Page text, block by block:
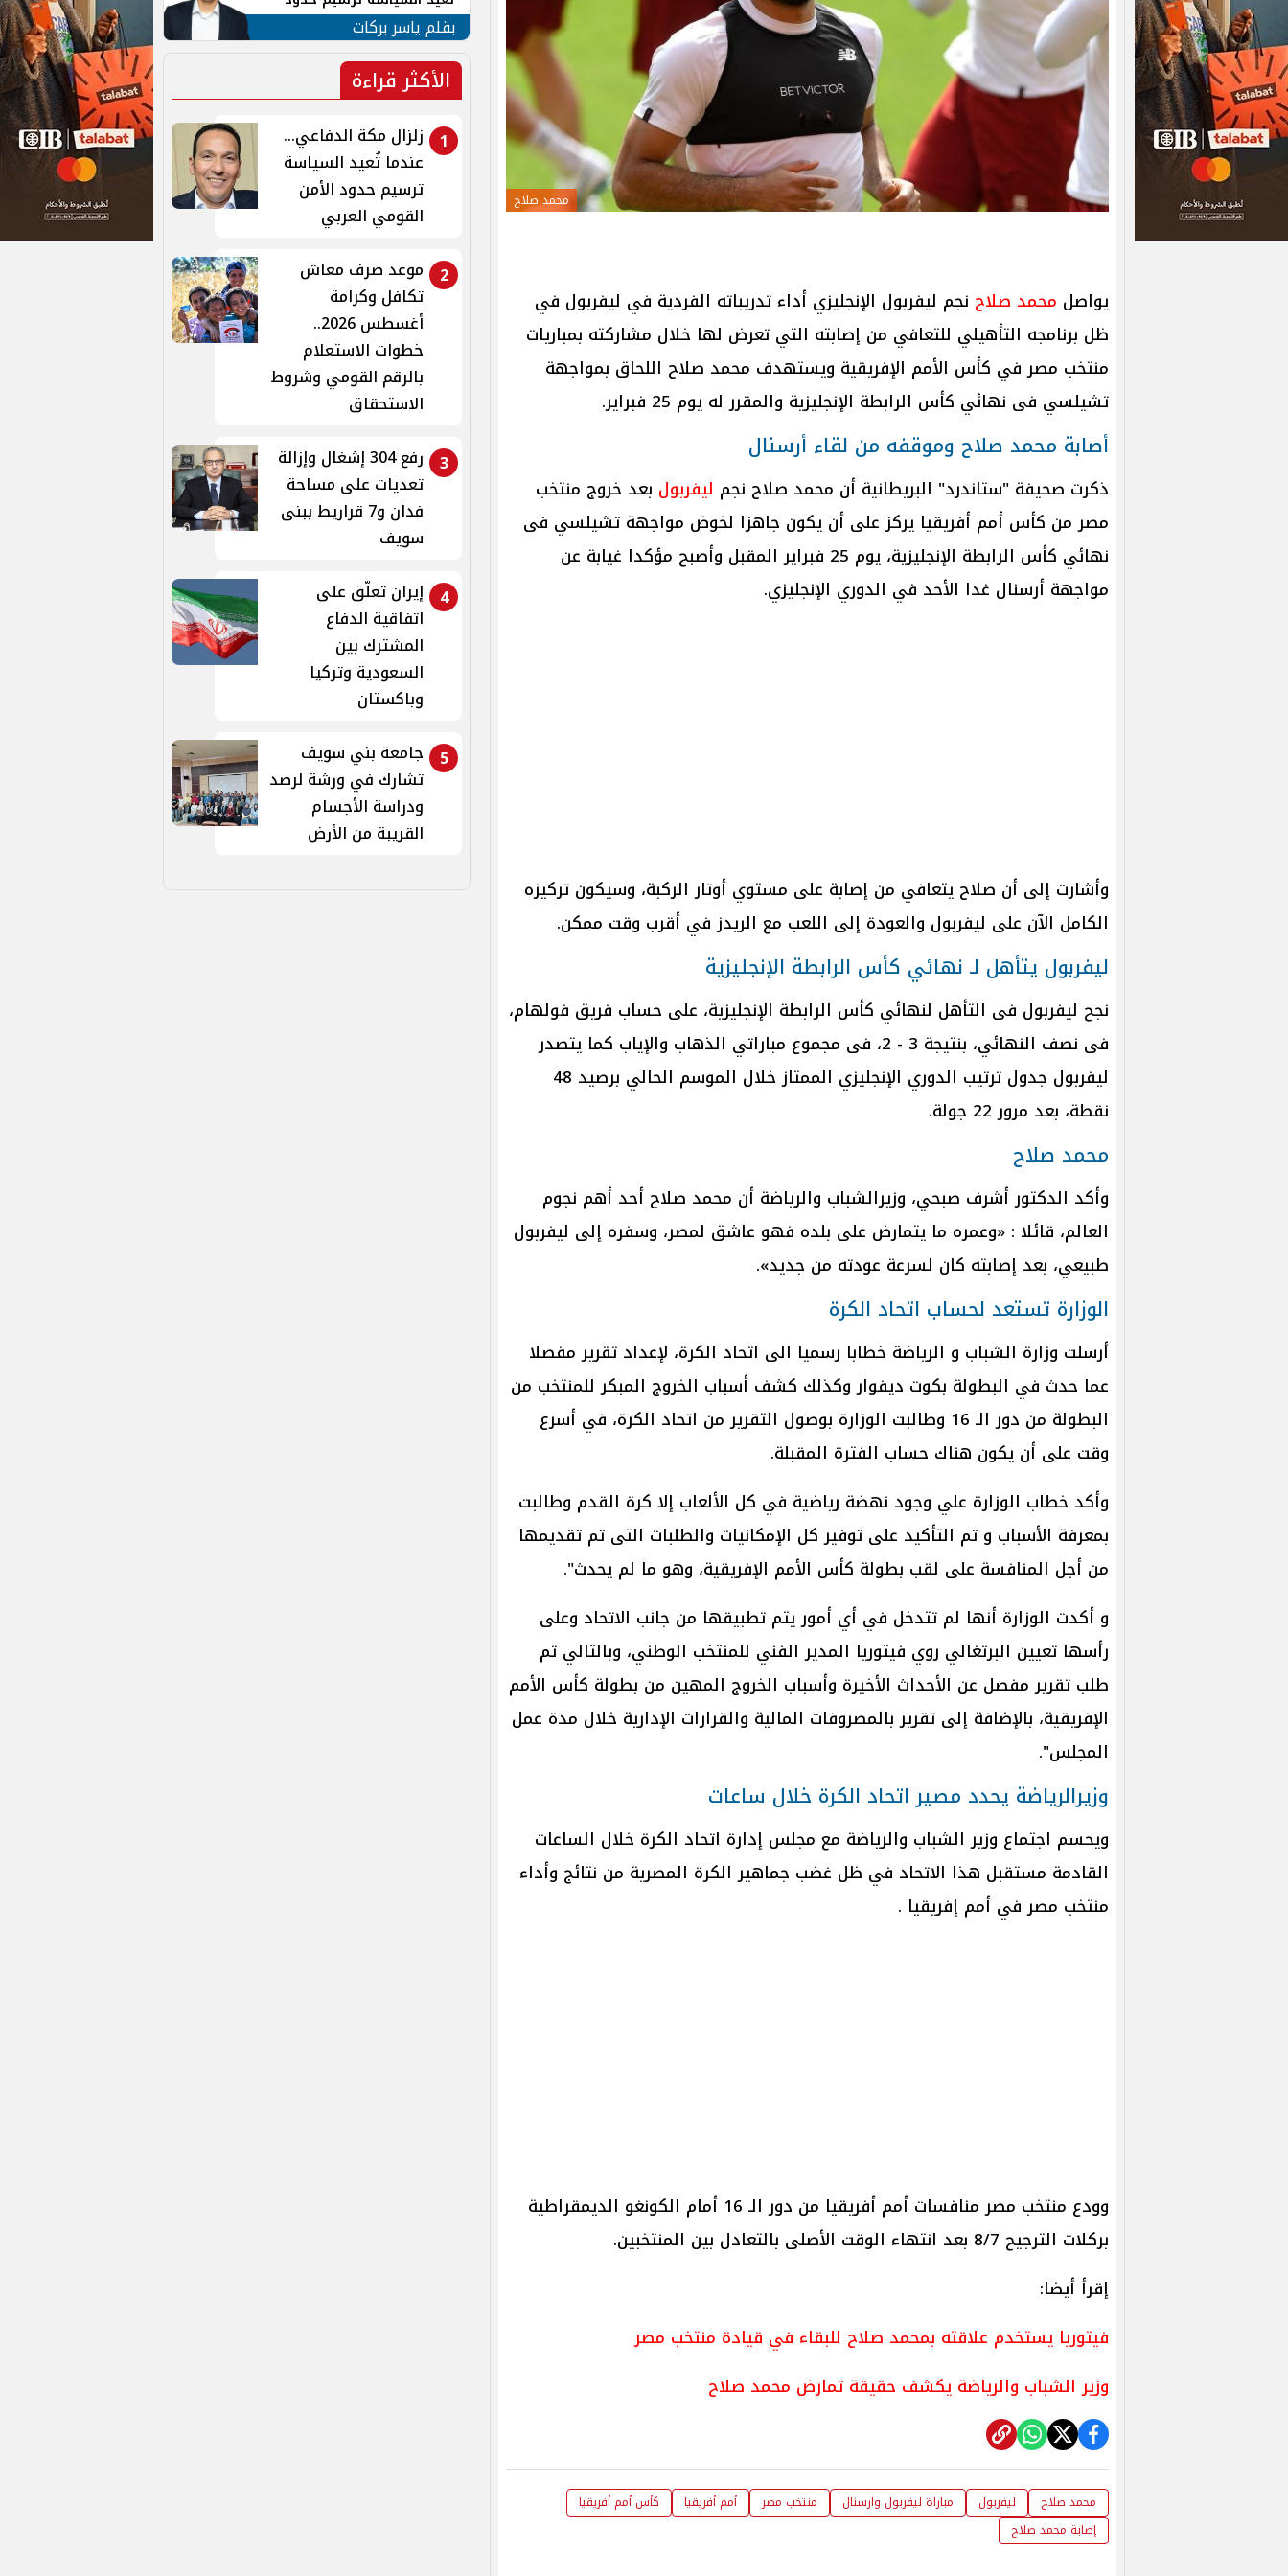
محمد صلاح
يواصل محمد صلاح نجم ليفربول الإنجليزي أداء تدريباته الفردية في ليفربول في
ظل برنامجه التأهيلي للتعافي من إصابته التي تعرض لها خلال مشاركته بمباريات
منتخب مصر في كأس الأمم الإفريقية ويستهدف محمد صلاح اللحاق بمواجهة
تشيلسي فى نهائي كأس الرابطة الإنجليزية والمقرر له يوم 25 فبراير.
أصابة محمد صلاح وموقفه من لقاء أرسنال
ذكرت صحيفة "ستاندرد" البريطانية أن محمد صلاح نجم ليفربول بعد خروج منتخب
مصر من كأس أمم أفريقيا يركز على أن يكون جاهزا لخوض مواجهة تشيلسي فى
نهائي كأس الرابطة الإنجليزية، يوم 25 فبراير المقبل وأصبح مؤكدا غيابة عن
مواجهة أرسنال غدا الأحد في الدوري الإنجليزي.
وأشارت إلى أن صلاح يتعافي من إصابة على مستوي أوتار الركبة، وسيكون تركيزه
الكامل الآن على ليفربول والعودة إلى اللعب مع الريدز في أقرب وقت ممكن.
ليفربول يتأهل لـ نهائي كأس الرابطة الإنجليزية
نجح ليفربول فى التأهل لنهائي كأس الرابطة الإنجليزية، على حساب فريق فولهام،
فى نصف النهائي، بنتيجة 3 - 2، فى مجموع مباراتي الذهاب والإياب كما يتصدر
ليفربول جدول ترتيب الدوري الإنجليزي الممتاز خلال الموسم الحالي برصيد 48
نقطة، بعد مرور 22 جولة.
محمد صلاح
وأكد الدكتور أشرف صبحي، وزيرالشباب والرياضة أن محمد صلاح أحد أهم نجوم
العالم، قائلا : «وعمره ما يتمارض على بلده فهو عاشق لمصر، وسفره إلى ليفربول
طبيعي، بعد إصابته كان لسرعة عودته من جديد».
الوزارة تستعد لحساب اتحاد الكرة
أرسلت وزارة الشباب و الرياضة خطابا رسميا الى اتحاد الكرة، لإعداد تقرير مفصلا
عما حدث في البطولة بكوت ديفوار وكذلك كشف أسباب الخروج المبكر للمنتخب من
البطولة من دور الـ 16 وطالبت الوزارة بوصول التقرير من اتحاد الكرة، في أسرع
وقت على أن يكون هناك حساب الفترة المقبلة.
وأكد خطاب الوزارة علي وجود نهضة رياضية في كل الألعاب إلا كرة القدم وطالبت
بمعرفة الأسباب و تم التأكيد على توفير كل الإمكانيات والطلبات التى تم تقديمها
من أجل المنافسة على لقب بطولة كأس الأمم الإفريقية، وهو ما لم يحدث".
و أكدت الوزارة أنها لم تتدخل في أي أمور يتم تطبيقها من جانب الاتحاد وعلى
رأسها تعيين البرتغالي روي فيتوريا المدير الفني للمنتخب الوطني، وبالتالي تم
طلب تقرير مفصل عن الأحداث الأخيرة وأسباب الخروج المهين من بطولة كأس الأمم
الإفريقية، بالإضافة إلى تقرير بالمصروفات المالية والقرارات الإدارية خلال مدة عمل
المجلس".
وزيرالرياضة يحدد مصير اتحاد الكرة خلال ساعات
ويحسم اجتماع وزير الشباب والرياضة مع مجلس إدارة اتحاد الكرة خلال الساعات
القادمة مستقبل هذا الاتحاد في ظل غضب جماهير الكرة المصرية من نتائج وأداء
منتخب مصر في أمم إفريقيا .
وودع منتخب مصر منافسات أمم أفريقيا من دور الـ 16 أمام الكونغو الديمقراطية
بركلات الترجيح 8/7 بعد انتهاء الوقت الأصلى بالتعادل بين المنتخبين.
إقرأ أيضا:
فيتوريا يستخدم علاقته بمحمد صلاح للبقاء في قيادة منتخب مصر
وزير الشباب والرياضة يكشف حقيقة تمارض محمد صلاح
محمد صلاح ليفربول مباراة ليفربول وارسنال منتخب مصر أمم أفريقيا
كأس أمم أفريقيا
إصابة محمد صلاح
الأمن القومي العربي
بقلم ياسر بركات
الأكثر قراءة
1
زلزال مكة الدفاعي...
عندما تُعيد السياسة
ترسيم حدود الأمن
القومي العربي
2
موعد صرف معاش
تكافل وكرامة
أغسطس 2026..
خطوات الاستعلام
بالرقم القومي وشروط
الاستحقاق
3
رفع 304 إشغال وإزالة
تعديات على مساحة
فدان و7 قراريط ببنى
سويف
4
إيران تعلّق على
اتفاقية الدفاع
المشترك بين
السعودية وتركيا
وباكستان
5
جامعة بني سويف
تشارك في ورشة لرصد
ودراسة الأجسام
القريبة من الأرض